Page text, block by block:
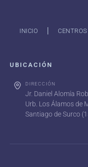
INICIO
UBICACIÓN
DIRECCIÓN
Jr. Daniel Alomía
Urb. Los Álamos de
Santiago de Surco